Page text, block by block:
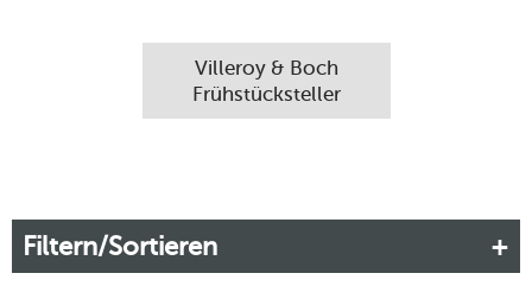
Frühstückstellerrenommierter Hersteller wie Villeroy & Boch
oder Rosenthal in unserem Sortiment, die jede
Frühstückstafel gekonnt aufwerten.
Villeroy & Boch
Frühstücksteller
Filtern/Sortieren